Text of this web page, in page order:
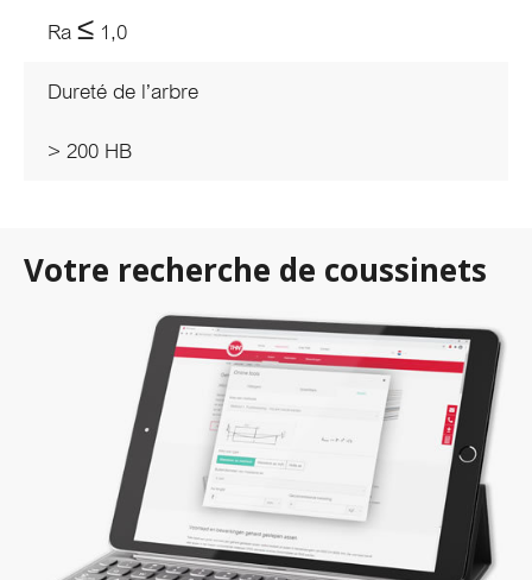
Ra ≤ 1,0
Dureté de l’arbre
> 200 HB
Votre recherche de coussinets